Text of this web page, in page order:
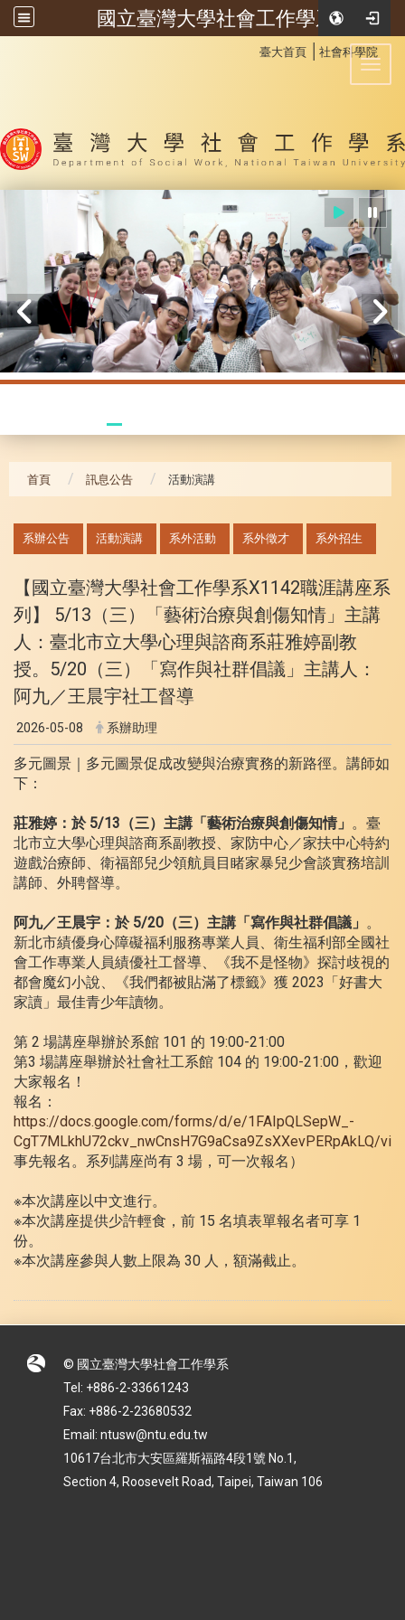
國立臺灣大學社會工作學系
臺大首頁 社會科學院
首頁 訊息公告 活動演講
系辦公告 活動演講 系外活動 系外徵才 系外招生
【國立臺灣大學社會工作學系X1142職涯講座系
列】 5/13（三）「藝術治療與創傷知情」主講
人：臺北市立大學心理與諮商系莊雅婷副教
授。5/20（三）「寫作與社群倡議」主講人：
阿九／王晨宇社工督導
2026-05-08 系辦助理
多元圖景｜多元圖景促成改變與治療實務的新路徑。講師如
下：
莊雅婷：於 5/13（三）主講「藝術治療與創傷知情」 。臺
北市立大學心理與諮商系副教授、家防中心／家扶中心特約
遊戲治療師、衛福部兒少領航員目睹家暴兒少會談實務培訓
講師、外聘督導。
阿九／王晨宇：於 5/20（三）主講「寫作與社群倡議」 。
新北市績優身心障礙福利服務專業人員、衛生福利部全國社
會工作專業人員績優社工督導、《我不是怪物》探討歧視的
都會魔幻小說、《我們都被貼滿了標籤》獲 2023「好書大
家讀」最佳青少年讀物。
第 2 場講座舉辦於系館 101 的 19:00-21:00
第3 場講座舉辦於社會社工系館 104 的 19:00-21:00，歡迎
大家報名！
報名：
https://docs.google.com/forms/d/e/1FAIpQLSepW_-
CgT7MLkhU72ckv_nwCnsH7G9aCsa9ZsXXevPERpAkLQ/
事先報名。系列講座尚有 3 場，可一次報名）
※本次講座以中文進行。
※本次講座提供少許輕食，前 15 名填表單報名者可享 1
份。
※本次講座參與人數上限為 30 人，額滿截止。
© 國立臺灣大學社會工作學系
Tel: +886-2-33661243
Fax: +886-2-23680532
Email: ntusw@ntu.edu.tw
10617台北市大安區羅斯福路4段1號 No.1,
Section 4, Roosevelt Road, Taipei, Taiwan 106